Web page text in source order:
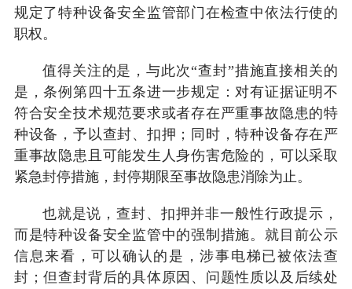
规定了特种设备安全监管部门在检查中依法行使的
职权。
值得关注的是，与此次“查封”措施直接相关的
是，条例第四十五条进一步规定：对有证据证明不
符合安全技术规范要求或者存在严重事故隐患的特
种设备，予以查封、扣押；同时，特种设备存在严
重事故隐患且可能发生人身伤害危险的，可以采取
紧急封停措施，封停期限至事故隐患消除为止。
也就是说，查封、扣押并非一般性行政提示，
而是特种设备安全监管中的强制措施。就目前公示
信息来看，可以确认的是，涉事电梯已被依法查
封；但查封背后的具体原因、问题性质以及后续处